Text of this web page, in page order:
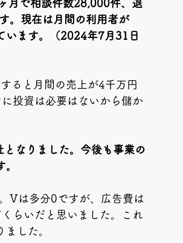
月で相談件数28,000件、退
。現在は月間の利用者が
います。（2024年7月31日
ると月間の売上が4千万円
投資は必要はないから儲か
なりました。今後も事業の
Vは多分0ですが、広告費は
らいだと思いました。これ
した。